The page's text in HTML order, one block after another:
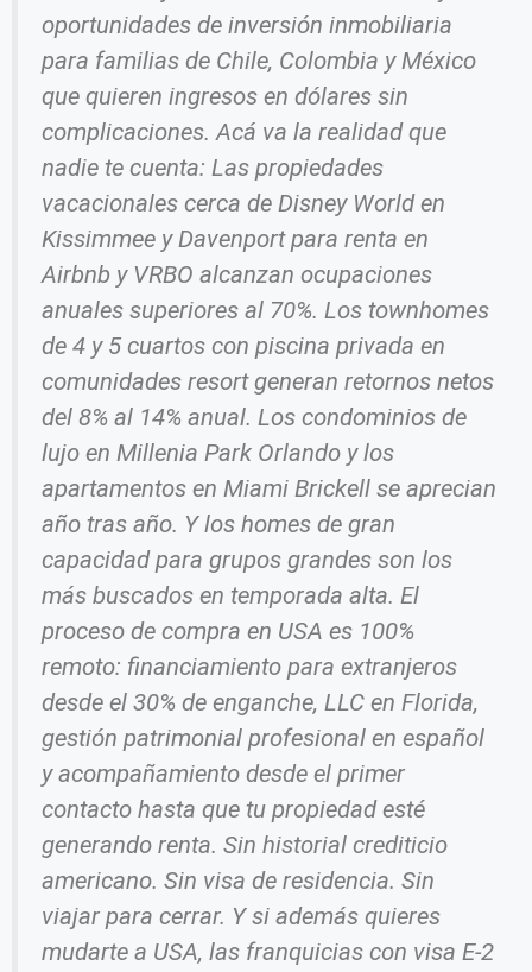
oportunidades de inversión inmobiliaria
para familias de Chile, Colombia y México
que quieren ingresos en dólares sin
complicaciones. Acá va la realidad que
nadie te cuenta: Las propiedades
vacacionales cerca de Disney World en
Kissimmee y Davenport para renta en
Airbnb y VRBO alcanzan ocupaciones
anuales superiores al 70%. Los townhomes
de 4 y 5 cuartos con piscina privada en
comunidades resort generan retornos netos
del 8% al 14% anual. Los condominios de
lujo en Millenia Park Orlando y los
apartamentos en Miami Brickell se aprecian
año tras año. Y los homes de gran
capacidad para grupos grandes son los
más buscados en temporada alta. El
proceso de compra en USA es 100%
remoto: financiamiento para extranjeros
desde el 30% de enganche, LLC en Florida,
gestión patrimonial profesional en español
y acompañamiento desde el primer
contacto hasta que tu propiedad esté
generando renta. Sin historial crediticio
americano. Sin visa de residencia. Sin
viajar para cerrar. Y si además quieres
mudarte a USA, las franquicias con visa E-2